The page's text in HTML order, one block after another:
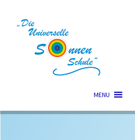
Zur
Navigation
springen
Zum
Inhalt
springen
MENU